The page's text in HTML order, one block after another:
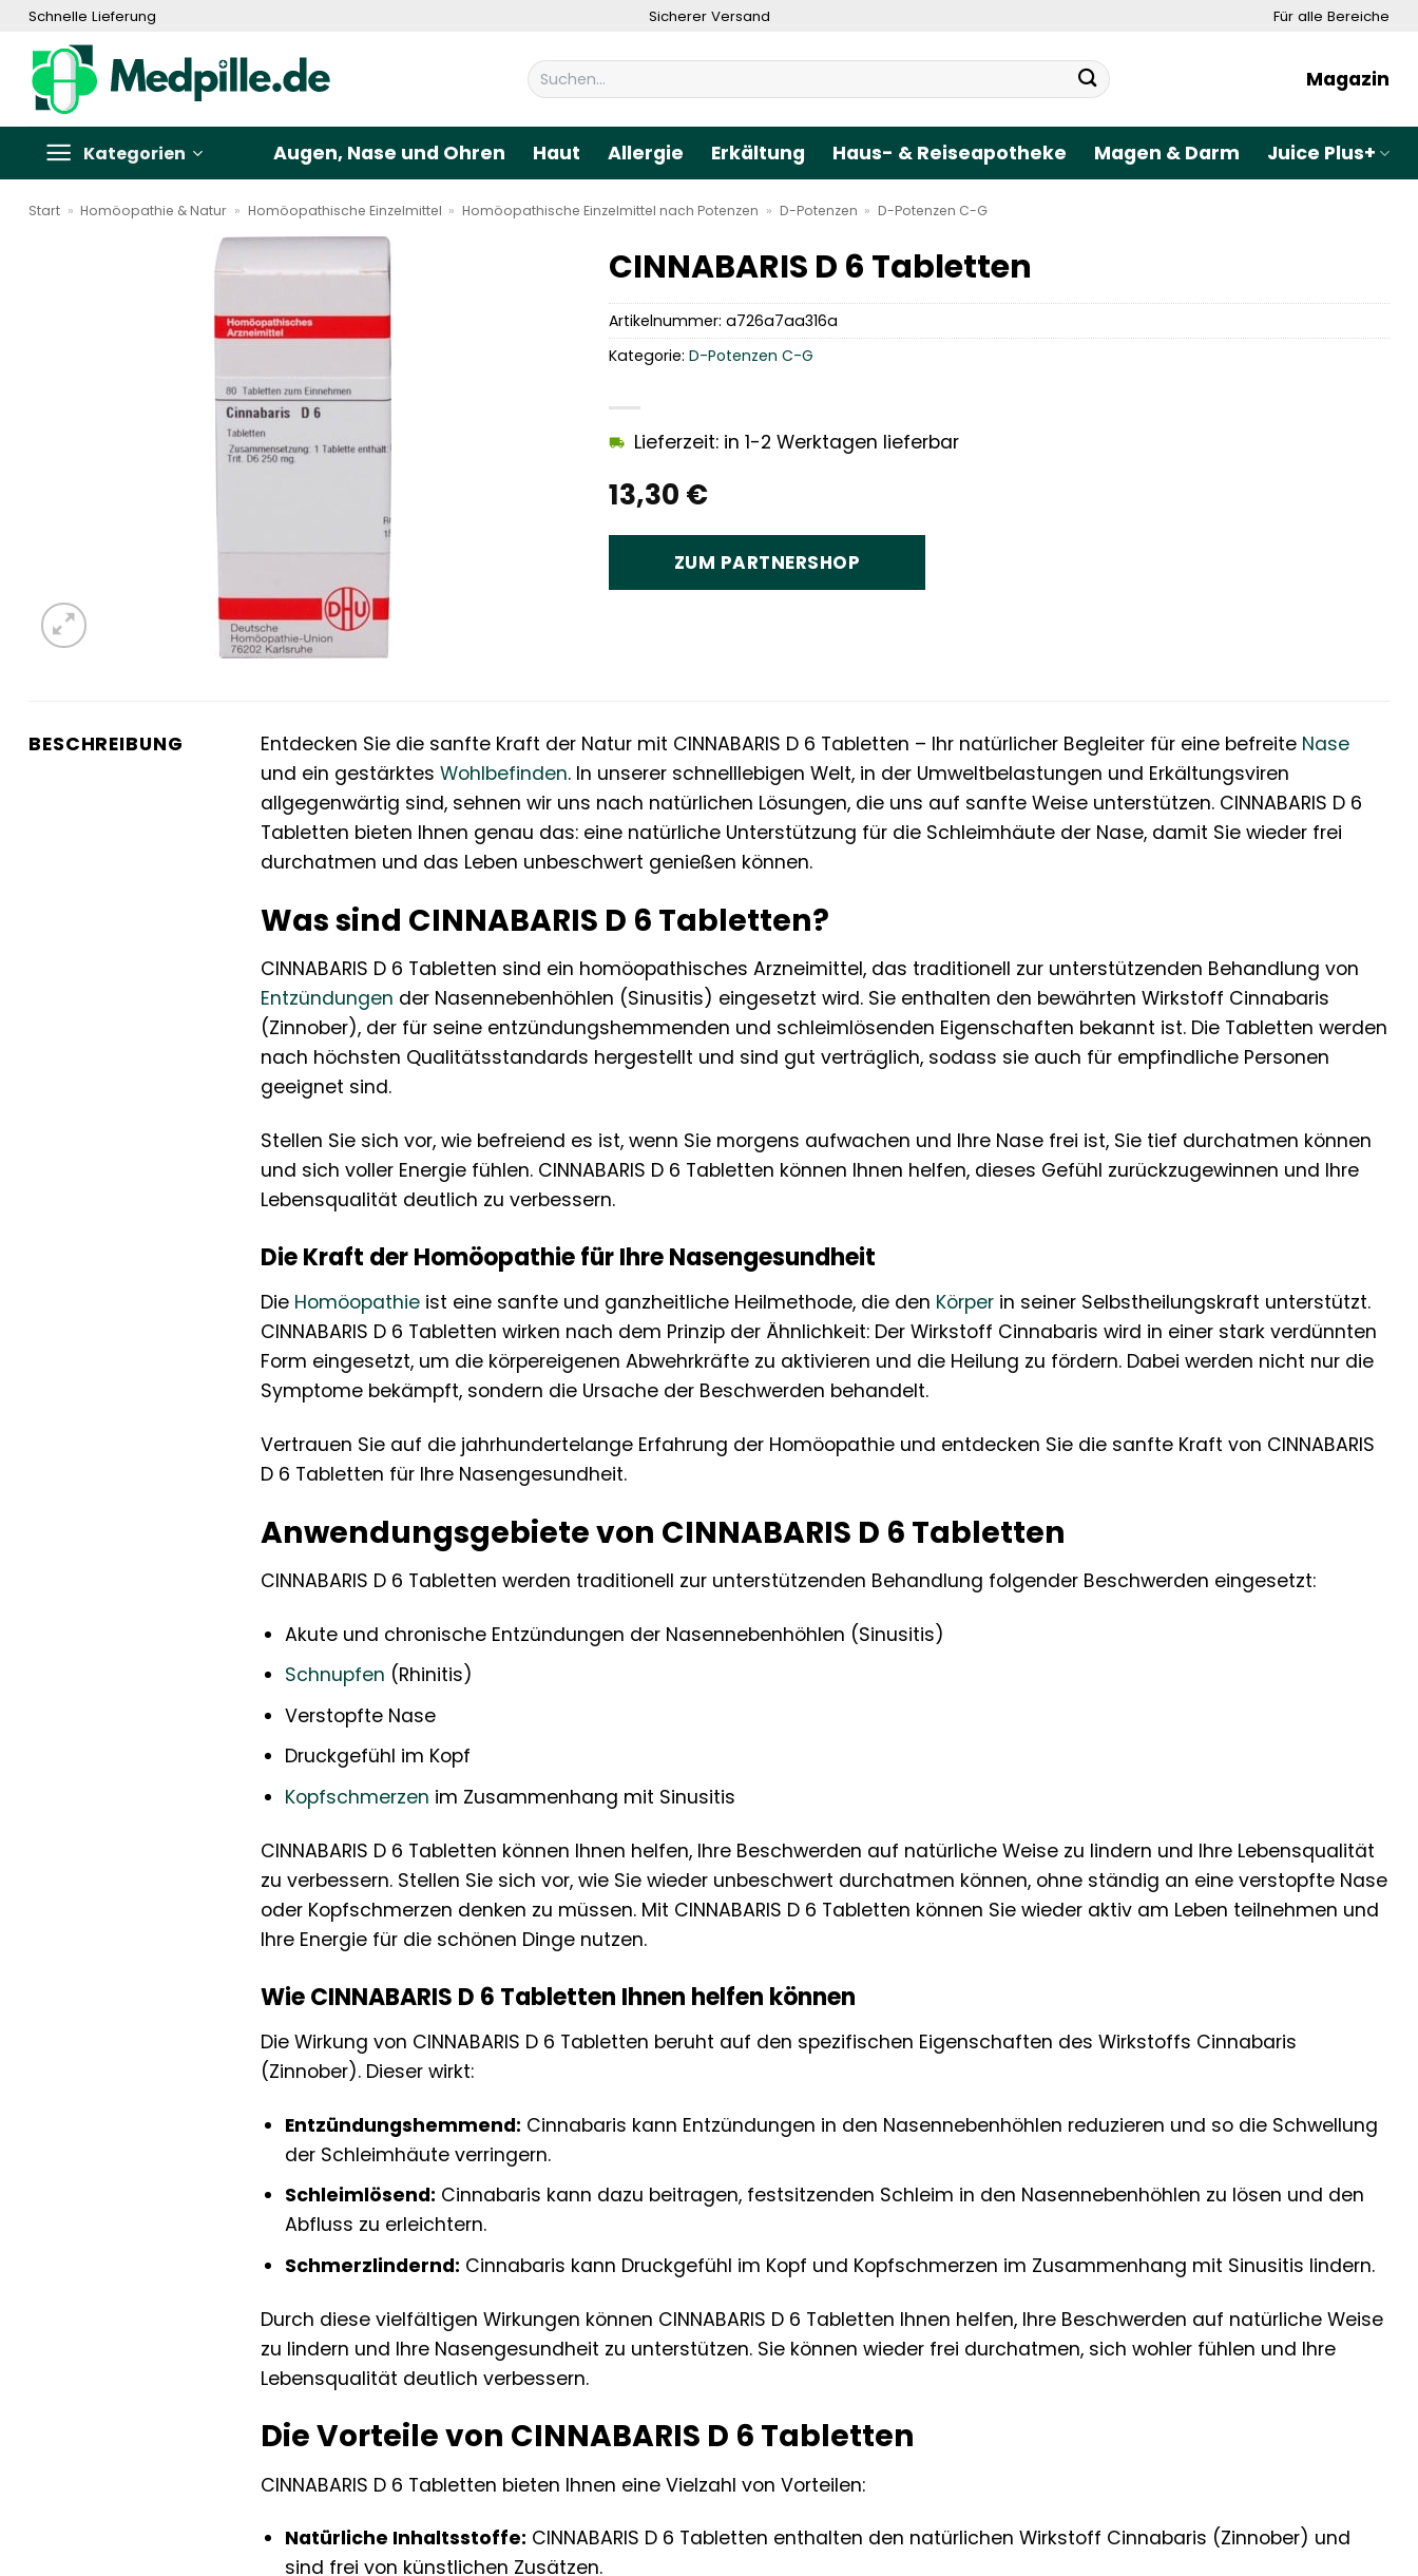
Zum
springen
Schnelle Lieferung Sicherer Versand Für alle Bereiche
Suchen
nach:
Magazin
Kategorien Augen, Nase und Ohren Haut Allergie Erkältung Haus- & Reiseapotheke Magen & Darm Juice Plus+
Start » Homöopathie & Natur » Homöopathische Einzelmittel » Homöopathische Einzelmittel nach Potenzen » D-Potenzen » D-Potenzen C-G
CINNABARIS D 6 Tabletten
13,30 €
Lieferzeit: in 1-2 Werktagen lieferbar
ZUM PARTNERSHOP
Artikelnummer: a726a7aa316a
Kategorie: D-Potenzen C-G
BESCHREIBUNG Entdecken Sie die sanfte Kraft der Natur mit CINNABARIS D 6 Tabletten – Ihr natürlicher Begleiter für eine befreite Nase
und ein gestärktes Wohlbefinden. In unserer schnelllebigen Welt, in der Umweltbelastungen und Erkältungsviren
allgegenwärtig sind, sehnen wir uns nach natürlichen Lösungen, die uns auf sanfte Weise unterstützen. CINNABARIS D 6
Tabletten bieten Ihnen genau das: eine natürliche Unterstützung für die Schleimhäute der Nase, damit Sie wieder frei
durchatmen und das Leben unbeschwert genießen können.
Was sind CINNABARIS D 6 Tabletten?
CINNABARIS D 6 Tabletten sind ein homöopathisches Arzneimittel, das traditionell zur unterstützenden Behandlung von
Entzündungen der Nasennebenhöhlen (Sinusitis) eingesetzt wird. Sie enthalten den bewährten Wirkstoff Cinnabaris
(Zinnober), der für seine entzündungshemmenden und schleimlösenden Eigenschaften bekannt ist. Die Tabletten werden
nach höchsten Qualitätsstandards hergestellt und sind gut verträglich, sodass sie auch für empfindliche Personen
geeignet sind.
Stellen Sie sich vor, wie befreiend es ist, wenn Sie morgens aufwachen und Ihre Nase frei ist, Sie tief durchatmen können
und sich voller Energie fühlen. CINNABARIS D 6 Tabletten können Ihnen helfen, dieses Gefühl zurückzugewinnen und Ihre
Lebensqualität deutlich zu verbessern.
Die Kraft der Homöopathie für Ihre Nasengesundheit
Die Homöopathie ist eine sanfte und ganzheitliche Heilmethode, die den Körper in seiner Selbstheilungskraft unterstützt.
CINNABARIS D 6 Tabletten wirken nach dem Prinzip der Ähnlichkeit: Der Wirkstoff Cinnabaris wird in einer stark verdünnten
Form eingesetzt, um die körpereigenen Abwehrkräfte zu aktivieren und die Heilung zu fördern. Dabei werden nicht nur die
Symptome bekämpft, sondern die Ursache der Beschwerden behandelt.
Vertrauen Sie auf die jahrhundertelange Erfahrung der Homöopathie und entdecken Sie die sanfte Kraft von CINNABARIS
D 6 Tabletten für Ihre Nasengesundheit.
Anwendungsgebiete von CINNABARIS D 6 Tabletten
CINNABARIS D 6 Tabletten werden traditionell zur unterstützenden Behandlung folgender Beschwerden eingesetzt:
Akute und chronische Entzündungen der Nasennebenhöhlen (Sinusitis)
Schnupfen (Rhinitis)
Verstopfte Nase
Druckgefühl im Kopf
Kopfschmerzen im Zusammenhang mit Sinusitis
CINNABARIS D 6 Tabletten können Ihnen helfen, Ihre Beschwerden auf natürliche Weise zu lindern und Ihre Lebensqualität
zu verbessern. Stellen Sie sich vor, wie Sie wieder unbeschwert durchatmen können, ohne ständig an eine verstopfte Nase
oder Kopfschmerzen denken zu müssen. Mit CINNABARIS D 6 Tabletten können Sie wieder aktiv am Leben teilnehmen und
Ihre Energie für die schönen Dinge nutzen.
Wie CINNABARIS D 6 Tabletten Ihnen helfen können
Die Wirkung von CINNABARIS D 6 Tabletten beruht auf den spezifischen Eigenschaften des Wirkstoffs Cinnabaris
(Zinnober). Dieser wirkt:
Entzündungshemmend: Cinnabaris kann Entzündungen in den Nasennebenhöhlen reduzieren und so die Schwellung
der Schleimhäute verringern.
Schleimlösend: Cinnabaris kann dazu beitragen, festsitzenden Schleim in den Nasennebenhöhlen zu lösen und den
Abfluss zu erleichtern.
Schmerzlindernd: Cinnabaris kann Druckgefühl im Kopf und Kopfschmerzen im Zusammenhang mit Sinusitis lindern.
Durch diese vielfältigen Wirkungen können CINNABARIS D 6 Tabletten Ihnen helfen, Ihre Beschwerden auf natürliche Weise
zu lindern und Ihre Nasengesundheit zu unterstützen. Sie können wieder frei durchatmen, sich wohler fühlen und Ihre
Lebensqualität deutlich verbessern.
Die Vorteile von CINNABARIS D 6 Tabletten
CINNABARIS D 6 Tabletten bieten Ihnen eine Vielzahl von Vorteilen:
Natürliche Inhaltsstoffe: CINNABARIS D 6 Tabletten enthalten den natürlichen Wirkstoff Cinnabaris (Zinnober) und
sind frei von künstlichen Zusätzen.